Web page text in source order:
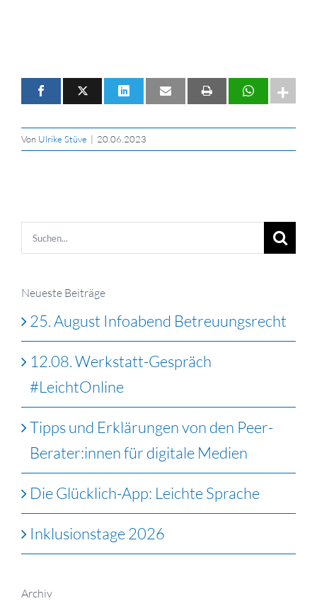
Von Ulrike Stüve | 20.06.2023
Suche
nach:
Neueste Beiträge
25. August Infoabend Betreuungsrecht
12.08. Werkstatt-Gespräch
#LeichtOnline
Tipps und Erklärungen von den Peer-
Berater:innen für digitale Medien
Die Glücklich-App: Leichte Sprache
Inklusionstage 2026
Archiv